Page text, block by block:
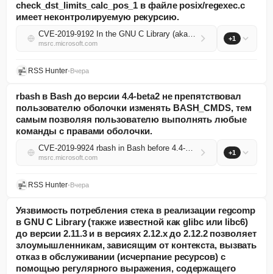
check_dst_limits_calc_pos_1 в файле posix/regexec.c
имеет неконтролируемую рекурсию.
CVE-2019-9192 In the GNU C Library (aka glibc or libc6) through 2.29, check_dst_limits_calc_pos_1 in posix/regexec.c has Uncontrolled Recursion
msrc.microsoft.com
+1
RSS Hunter•Вчера
rbash в Bash до версии 4.4-beta2 не препятствовал
пользователю оболочки изменять BASH_CMDS, тем
самым позволяя пользователю выполнять любые
команды с правами оболочки.
CVE-2019-9924 rbash in Bash before 4.4-beta2 did not prevent the shell user from modifying BASH_CMDS, thus allowing the user to execute any command with the permissions of the shell.
msrc.microsoft.com
+1
RSS Hunter•Вчера
Уязвимость потребления стека в реализации regcomp
в GNU C Library (также известной как glibc или libc6)
до версии 2.11.3 и в версиях 2.12.x до 2.12.2 позволяет
злоумышленникам, зависящим от контекста, вызвать
отказ в обслуживании (исчерпание ресурсов) с
помощью регулярного выражения, содержащего